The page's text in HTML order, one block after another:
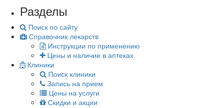
Разделы
Поиск по сайту
Справочник лекарств
Инструкции по применению
Цены и наличие в аптеках
Клиники
Поиск клиники
Запись на прием
Цены на услуги
Скидки и акции